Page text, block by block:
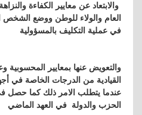
والابتعاد عن معايير الكفاءة
العام والولاء للوطن ووضع
في عملية التكليف بالمسؤولية
والتعويض عنها بمعايير المحسوبية
القيادية من الدرجات الخاصة في
عندما يتطلب الامر ذلك كما
الحزب والدولة في العهد الماضي